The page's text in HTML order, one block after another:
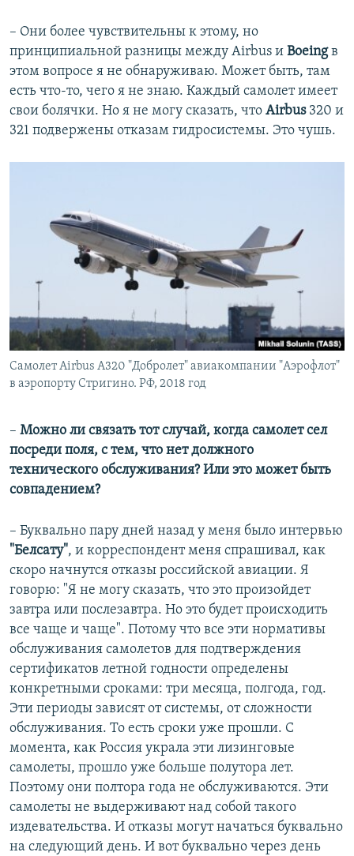
– Они более чувствительны к этому, но
принципиальной разницы между Airbus и Boeingв
этом вопросе я не обнаруживаю. Может быть, там
есть что-то, чего я не знаю. Каждый самолет имеет
свои болячки. Но я не могу сказать, что Airbus320 и
321 подвержены отказам гидросистемы. Это чушь.
Самолет Airbus А320 "Добролет" авиакомпании "Аэрофлот"
в аэропорту Стригино. РФ, 2018 год
– Можно ли связать тот случай, когда самолет сел
посреди поля, с тем, что нет должного
технического обслуживания? Или это может быть
совпадением?
– Буквально пару дней назад у меня было интервью
"Белсату", и корреспондент меня спрашивал, как
скоро начнутся отказы российской авиации. Я
говорю: "Я не могу сказать, что это произойдет
завтра или послезавтра. Но это будет происходить
все чаще и чаще". Потому что все эти нормативы
обслуживания самолетов для подтверждения
сертификатов летной годности определены
конкретными сроками: три месяца, полгода, год.
Эти периоды зависят от системы, от сложности
обслуживания. То есть сроки уже прошли. С
момента, как Россия украла эти лизинговые
самолеты, прошло уже больше полутора лет.
Поэтому они полтора года не обслуживаются. Эти
самолеты не выдерживают над собой такого
издевательства. И отказы могут начаться буквально
на следующий день. И вот буквально через день